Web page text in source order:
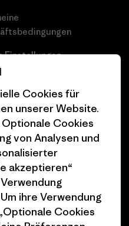
Einstellungen
program
Programm
Österreich
Cookies für
unserer Website.
Optionale Cookies
von Analysen und
akzeptieren“
ihre Verwendung
Cookies